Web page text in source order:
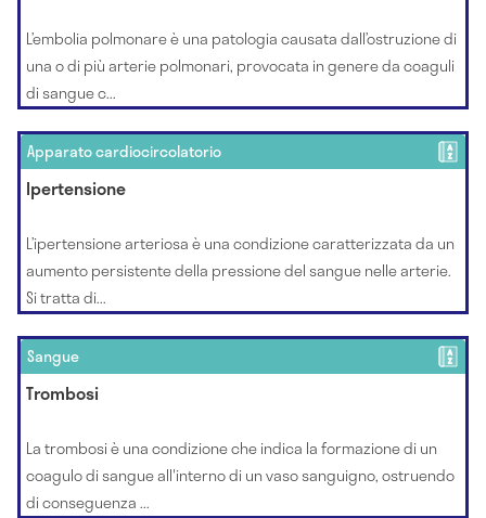
L’embolia polmonare è una patologia causata dall’ostruzione di
una o di più arterie polmonari, provocata in genere da coaguli
di sangue c...
Apparato cardiocircolatorio
Ipertensione
L’ipertensione arteriosa è una condizione caratterizzata da un
aumento persistente della pressione del sangue nelle arterie.
Si tratta di...
Sangue
Trombosi
La trombosi è una condizione che indica la formazione di un
coagulo di sangue all'interno di un vaso sanguigno, ostruendo
di conseguenza ...